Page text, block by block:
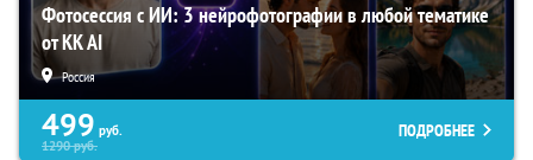
Фотосессия с ИИ: 3 нейрофотографии в любой тематике
от KK AI
Россия
499 руб.
1290руб.
ПОДРОБНЕЕ